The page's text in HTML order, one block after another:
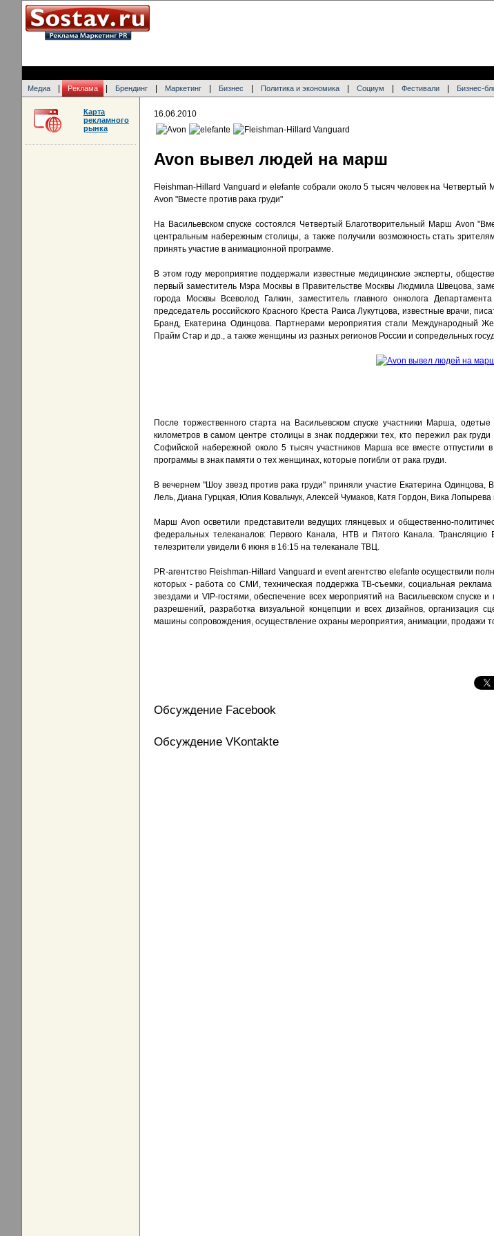
Медиа Реклама Брендинг Маркетинг Бизнес Политика и экономика Социум Фестивали Бизнес-
16.06.2010
Avon вывел людей на марш
Fleishman-Hillard Vanguard и elefante собрали около 5 тысяч человек на
Avon "Вместе против рака груди"
На Васильевском спуске состоялся Четвертый Благотворительный Марш Avon
центральным набережным столицы, а также получили возможность стать
принять участие в анимационной программе.
В этом году мероприятие поддержали известные медицинские эксперты,
первый заместитель Мэра Москвы в Правительстве Москвы Людмила Швецова,
города Москвы Всеволод Галкин, заместитель главного онколога
председатель российского Красного Креста Раиса Лукутцова, известные врачи,
Бранд, Екатерина Одинцова. Партнерами мероприятия стали Международный
Прайм Стар и др., а также женщины из разных регионов России и сопредельных
После торжественного старта на Васильевском спуске участники Марша,
километров в самом центре столицы в знак поддержки тех, кто пережил рак
Софийской набережной около 5 тысяч участников Марша все вместе отпустили
программы в знак памяти о тех женщинах, которые погибли от рака груди.
В вечернем "Шоу звезд против рака груди" приняли участие Екатерина
Лель, Диана Гурцкая, Юлия Ковальчук, Алексей Чумаков, Катя Гордон, Вика Лопырева
Марш Avon осветили представители ведущих глянцевых и общественно-
федеральных телеканалов: Первого Канала, НТВ и Пятого Канала. Трансляцию
телезрители увидели 6 июня в 16:15 на телеканале ТВЦ.
PR-агентство Fleishman-Hillard Vanguard и event агентство elefante осуществили
которых - работа со СМИ, техническая поддержка ТВ-съемки, социальная
звездами и VIP-гостями, обеспечение всех мероприятий на Васильевском
разрешений, разработка визуальной концепции и всех дизайнов, организация
машины сопровождения, осуществление охраны мероприятия, анимации, продажи
Обсуждение Facebook
Обсуждение VKontakte
Карта
рекламного
рынка